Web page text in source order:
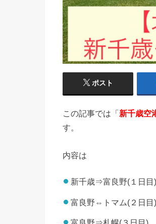
ポスト
この記事では「 新千歳空
す。
内容は
新千歳⇒富良野(１日目)
富良野⇔トマム(２日目)